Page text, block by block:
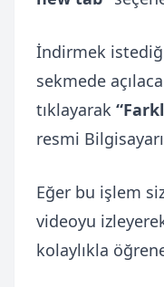
İndirmek
sekmede
tıklayarak
resmi
Eğer bu işlem
videoyu
kolaylıkla